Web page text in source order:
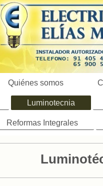
Quiénes somos
Luminotecnia
Reformas Integrales